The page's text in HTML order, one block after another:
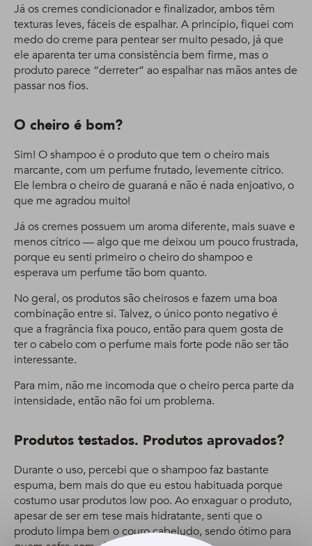
Já os cremes condicionador e finalizador, ambos têm
texturas leves, fáceis de espalhar. A princípio, fiquei com
medo do creme para pentear ser muito pesado, já que
ele aparenta ter uma consistência bem firme, mas o
produto parece “derreter” ao espalhar nas mãos antes de
passar nos fios.
O cheiro é bom?
Sim! O shampoo é o produto que tem o cheiro mais
marcante, com um perfume frutado, levemente cítrico.
Ele lembra o cheiro de guaraná e não é nada enjoativo, o
que me agradou muito!
Já os cremes possuem um aroma diferente, mais suave e
menos cítrico — algo que me deixou um pouco frustrada,
porque eu senti primeiro o cheiro do shampoo e
esperava um perfume tão bom quanto.
No geral, os produtos são cheirosos e fazem uma boa
combinação entre si. Talvez, o único ponto negativo é
que a fragrância fixa pouco, então para quem gosta de
ter o cabelo com o perfume mais forte pode não ser tão
interessante.
Para mim, não me incomoda que o cheiro perca parte da
intensidade, então não foi um problema.
Produtos testados. Produtos aprovados?
Durante o uso, percebi que o shampoo faz bastante
espuma, bem mais do que eu estou habituada porque
costumo usar produtos low poo. Ao enxaguar o produto,
apesar de ser em tese mais hidratante, senti que o
produto limpa bem o couro cabeludo, sendo ótimo para